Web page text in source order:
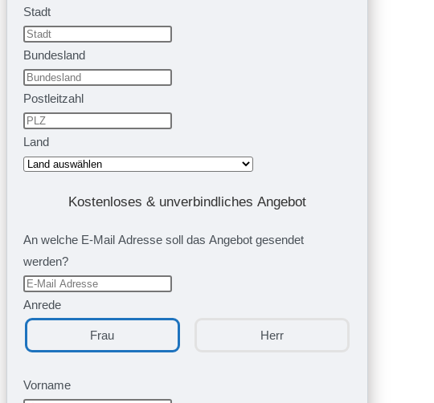
Stadt
Bundesland
Postleitzahl
Land
Kostenloses & unverbindliches Angebot
An welche E-Mail Adresse soll das Angebot gesendet
werden?
Anrede
Frau Herr
Vorname